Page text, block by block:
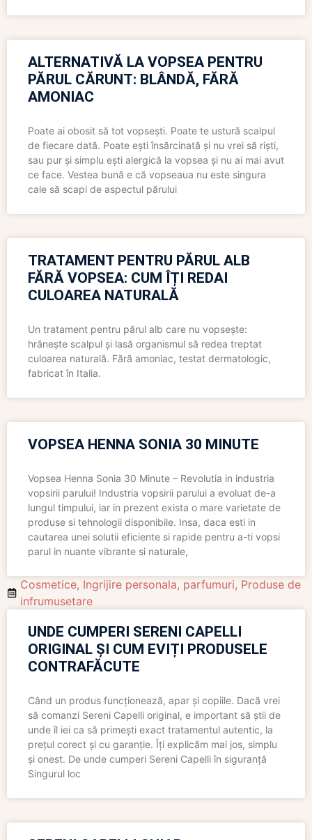
ALTERNATIVĂ LA VOPSEA PENTRU
PĂRUL CĂRUNT: BLÂNDĂ, FĂRĂ
AMONIAC
Poate ai obosit să tot vopsești. Poate te ustură scalpul
de fiecare dată. Poate ești însărcinată și nu vrei să riști,
sau pur și simplu ești alergică la vopsea și nu ai mai avut
ce face. Vestea bună e că vopseaua nu este singura
cale să scapi de aspectul părului
TRATAMENT PENTRU PĂRUL ALB
FĂRĂ VOPSEA: CUM ÎȚI REDAI
CULOAREA NATURALĂ
Un tratament pentru părul alb care nu vopsește:
hrănește scalpul și lasă organismul să redea treptat
culoarea naturală. Fără amoniac, testat dermatologic,
fabricat în Italia.
VOPSEA HENNA SONIA 30 MINUTE
Vopsea Henna Sonia 30 Minute – Revolutia in industria
vopsirii parului! Industria vopsirii parului a evoluat de-a
lungul timpului, iar in prezent exista o mare varietate de
produse si tehnologii disponibile. Insa, daca esti in
cautarea unei solutii eficiente si rapide pentru a-ti vopsi
parul in nuante vibrante si naturale,
Cosmetice, Ingrijire personala, parfumuri, Produse de
infrumusetare
UNDE CUMPERI SERENI CAPELLI
ORIGINAL ȘI CUM EVIȚI PRODUSELE
CONTRAFĂCUTE
Când un produs funcționează, apar și copiile. Dacă vrei
să comanzi Sereni Capelli original, e important să știi de
unde îl iei ca să primești exact tratamentul autentic, la
prețul corect și cu garanție. Îți explicăm mai jos, simplu
și onest. De unde cumperi Sereni Capelli în siguranță
Singurul loc